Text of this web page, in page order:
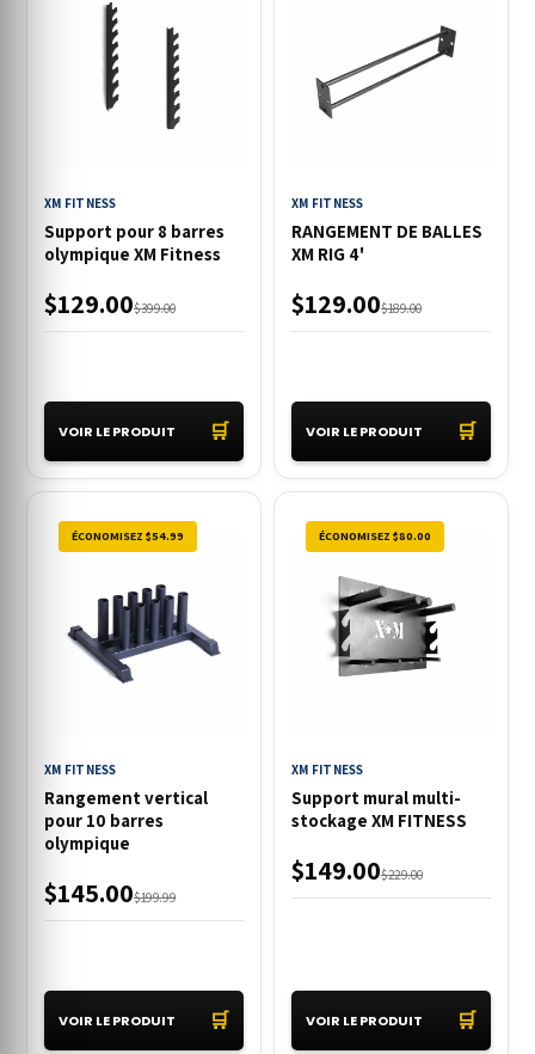
XM FITNESS
Support pour 8 barres
olympique XM Fitness
$399.00
$129.00
VOIR LE PRODUIT 🛒
XM FITNESS
RANGEMENT DE BALLES
XM RIG 4'
$189.00
$129.00
VOIR LE PRODUIT 🛒
ÉCONOMISEZ $54.99
XM FITNESS
Rangement vertical
pour 10 barres
olympique
$199.99
$145.00
VOIR LE PRODUIT 🛒
ÉCONOMISEZ $80.00
XM FITNESS
Support mural multi-
stockage XM FITNESS
$229.00
$149.00
VOIR LE PRODUIT 🛒